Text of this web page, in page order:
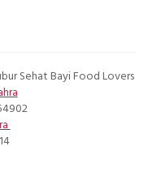
Sehat Bayi Food Lovers